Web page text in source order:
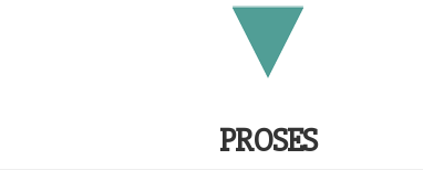
PROSES